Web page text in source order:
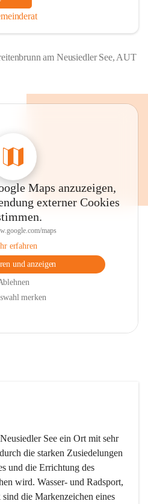
am Neusiedler See, AUT
Maps anzuzeigen,
externer Cookies
maps
erfahren
und anzeigen
merken
See ein Ort mit sehr
die starken Zusiedelungen
und die Errichtung des
wird. Wasser- und Radsport,
die Markenzeichen eines